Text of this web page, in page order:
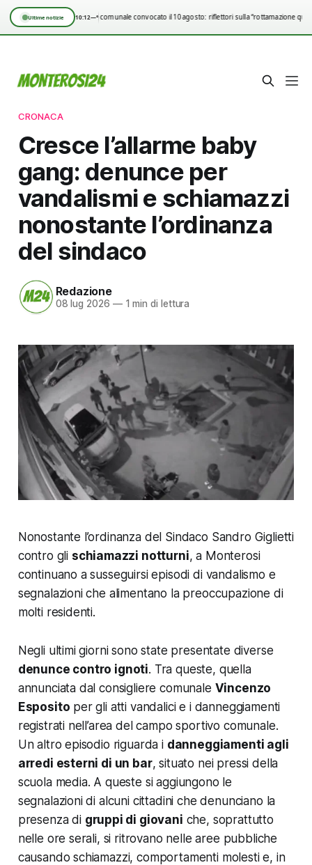
Ultime notizie 10:12—°
Consiglio comunale convocato il 10 agosto: riflettori sulla “rottamazione
CRONACA
Cresce l’allarme baby
gang: denunce per
vandalismi e schiamazzi
nonostante l’ordinanza
del sindaco
Redazione
08 lug 2026 —1 min di lettura
Nonostante l’ordinanza del Sindaco Sandro Giglietti
contro gli schiamazzi notturni, a Monterosi
continuano a susseguirsi episodi di vandalismo e
segnalazioni che alimentano la preoccupazione di
molti residenti.
Negli ultimi giorni sono state presentate diverse
denunce contro ignoti. Tra queste, quella
annunciata dal consigliere comunale Vincenzo
Esposito per gli atti vandalici e i danneggiamenti
registrati nell’area del campo sportivo comunale.
Un altro episodio riguarda i danneggiamenti agli
arredi esterni di un bar, situato nei pressi della
scuola media. A queste si aggiungono le
segnalazioni di alcuni cittadini che denunciano la
presenza di gruppi di giovani che, soprattutto
nelle ore serali, si ritrovano nelle aree pubbliche
causando schiamazzi, comportamenti molesti e, in